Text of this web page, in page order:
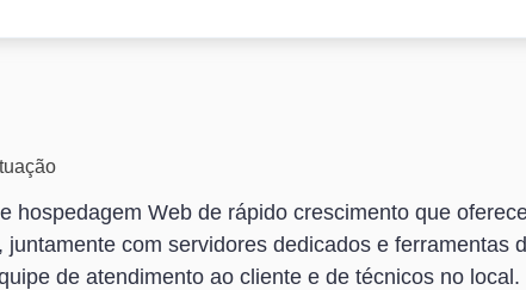
hospedagem Web de rápido crescimento que
juntamente com servidores dedicados e ferramentas
de atendimento ao cliente e de técnicos no local.